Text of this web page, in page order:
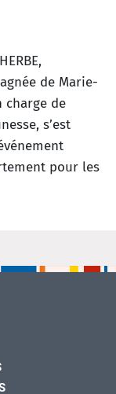
de Marie-
charge de
s’est
pour les